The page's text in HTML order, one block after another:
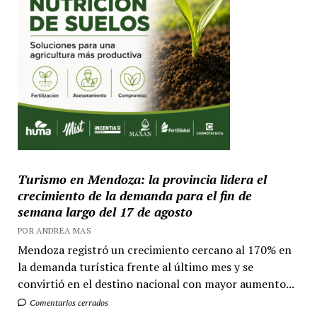
Turismo en Mendoza: la provincia lidera el
crecimiento de la demanda para el fin de
semana largo del 17 de agosto
POR ANDREA MAS
Mendoza registró un crecimiento cercano al 170% en
la demanda turística frente al último mes y se
convirtió en el destino nacional con mayor aumento...
Comentarios cerrados